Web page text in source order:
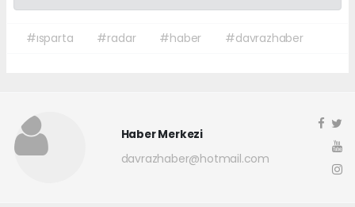
#ısparta #radar #haber #davrazhaber
Haber Merkezi
davrazhaber@hotmail.com